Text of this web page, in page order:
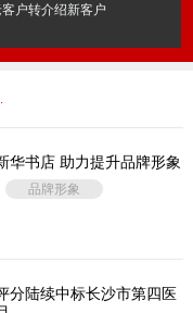
户转介绍新客户
华书店 助力提升品牌形象
品牌形象
分陆续中标长沙市第四医